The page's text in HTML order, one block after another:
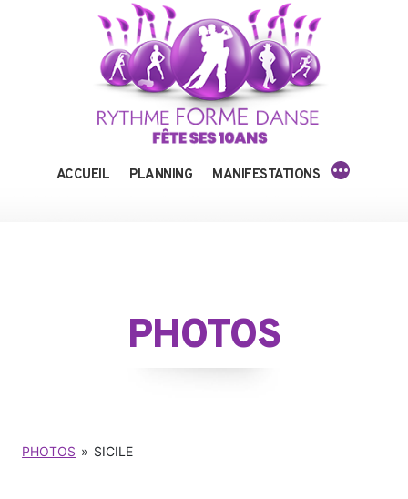
ACCUEIL PLANNING MANIFESTATIONS
PLUS
PHOTOS
PHOTOS » SICILE